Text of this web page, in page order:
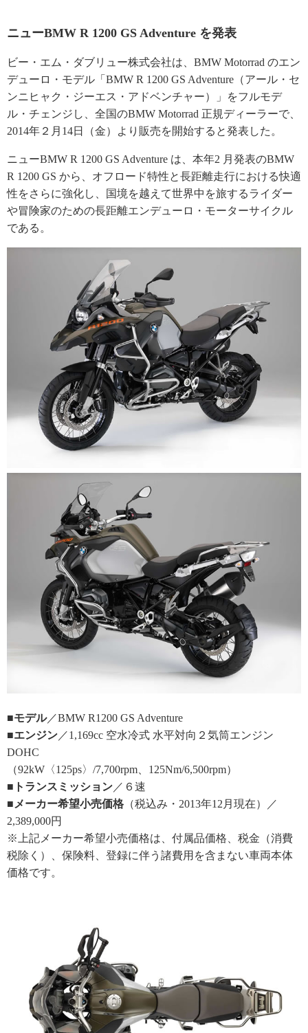
ニューBMW R 1200 GS Adventure を発表
ビー・エム・ダブリュー株式会社は、BMW Motorrad のエン
デューロ・モデル「BMW R 1200 GS Adventure（アール・セ
ンニヒャク・ジーエス・アドベンチャー）」をフルモデ
ル・チェンジし、全国のBMW Motorrad 正規ディーラーで、
2014年２月14日（金）より販売を開始すると発表した。
ニューBMW R 1200 GS Adventure は、本年2 月発表のBMW
R 1200 GS から、オフロード特性と長距離走行における快適
性をさらに強化し、国境を越えて世界中を旅するライダー
や冒険家のための長距離エンデューロ・モーターサイクル
である。
■モデル／BMW R1200 GS Adventure
■エンジン／1,169cc 空水冷式 水平対向２気筒エンジン
DOHC
（92kW〈125ps〉/7,700rpm、125Nm/6,500rpm）
■トランスミッション／６速
■メーカー希望小売価格 （税込み・2013年12月現在）／
2,389,000円
※上記メーカー希望小売価格は、付属品価格、税金（消費
税除く）、保険料、登録に伴う諸費用を含まない車両本体
価格です。